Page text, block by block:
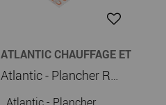
ATLANTIC CHAUFFAGE ET
Atlantic - Plancher Rayonnant Electrique Soleka salle de bain 150W/m2 1,5m2 225W (120261)